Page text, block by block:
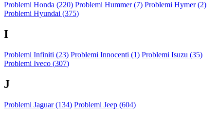
Problemi Honda (220) Problemi Hummer (7) Problemi Hymer (2)
Problemi Hyundai (375)
I
Problemi Infiniti (23) Problemi Innocenti (1) Problemi Isuzu (35)
Problemi Iveco (307)
J
Problemi Jaguar (134) Problemi Jeep (604)